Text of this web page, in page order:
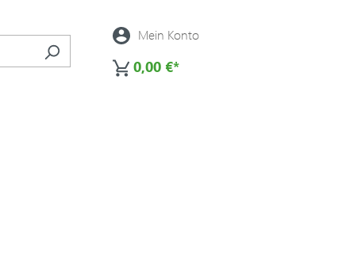
Mein Konto
0,00 €*